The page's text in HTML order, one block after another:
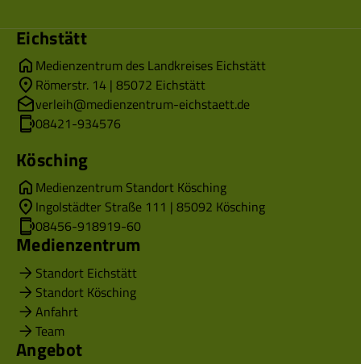
Eichstätt
Medienzentrum des Landkreises Eichstätt
Römerstr. 14 | 85072 Eichstätt
verleih@medienzentrum-eichstaett.de
08421-934576
Kösching
Medienzentrum Standort Kösching
Ingolstädter Straße 111 | 85092 Kösching
08456-918919-60
Medienzentrum
Standort Eichstätt
Standort Kösching
Anfahrt
Team
Angebot